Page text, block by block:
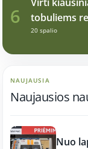
6
tobuliems
20 spalio
NAUJAUSIA
Naujausios
Nuo